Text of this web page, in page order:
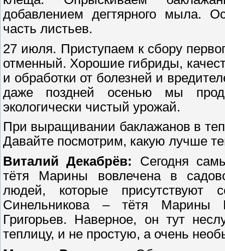
добавлением дегтярного мыла.
часть листьев.
27 июля. Приступаем к сбору
отменный. Хорошие гибриды,
и обработки от болезней и
даже поздней осенью мы
экологически чистый урожай.
При выращивании баклажанов в
Давайте посмотрим, какую лучше
Виталий Декабрёв: Сегодня
тётя Марины вовлечена в
людей, которые присутствуют
Синельникова – тётя Марины
Григорьев. Наверное, он тут
теплицу, и не простую, а очень